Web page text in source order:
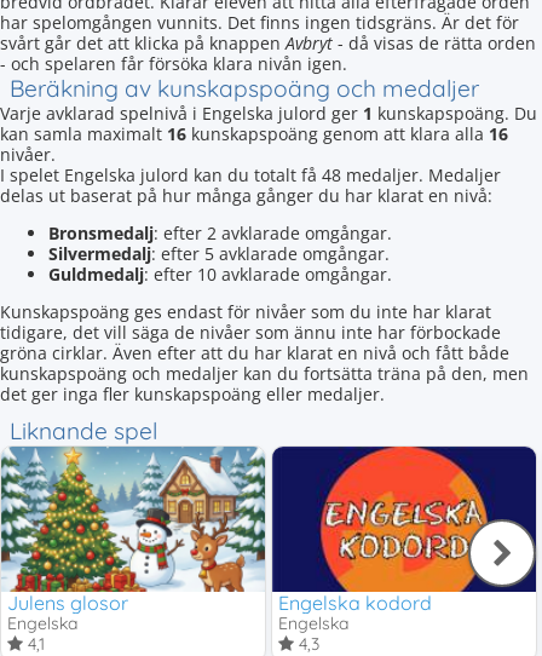
har spelomgången vunnits. Det finns ingen tidsgräns. Är det för
svårt går det att klicka på knappenAvbryt - då visas de rätta orden
- och spelaren får försöka klara nivån igen.
Beräkning av kunskapspoäng och medaljer
Varje avklarad spelnivå i Engelska julord ger 1 kunskapspoäng. Du
kan samla maximalt 16 kunskapspoäng genom att klara alla 16
nivåer.
I spelet Engelska julord kan du totalt få 48 medaljer. Medaljer
delas ut baserat på hur många gånger du har klarat en nivå:
Bronsmedalj: efter 2 avklarade omgångar.
Silvermedalj: efter 5 avklarade omgångar.
Guldmedalj: efter 10 avklarade omgångar.
Kunskapspoäng ges endast för nivåer som du inte har klarat
tidigare, det vill säga de nivåer som ännu inte har förbockade
gröna cirklar. Även efter att du har klarat en nivå och fått både
kunskapspoäng och medaljer kan du fortsätta träna på den, men
det ger inga fler kunskapspoäng eller medaljer.
Liknande spel
Julens glosor
Engelska
4,1
Engelska kodord
Engelska
4,3